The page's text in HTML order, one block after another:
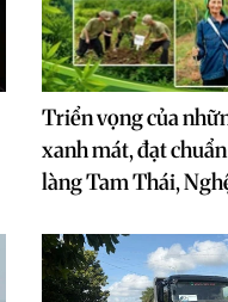
Triển vọng của
xanh mát, đạt
làng Tam Thái,